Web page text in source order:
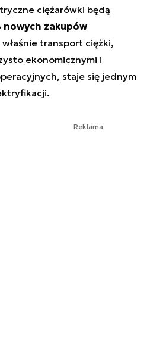
ciężarówki będą
nowych zakupów
transport ciężki,
ekonomicznymi i
staje się jednym
Reklama